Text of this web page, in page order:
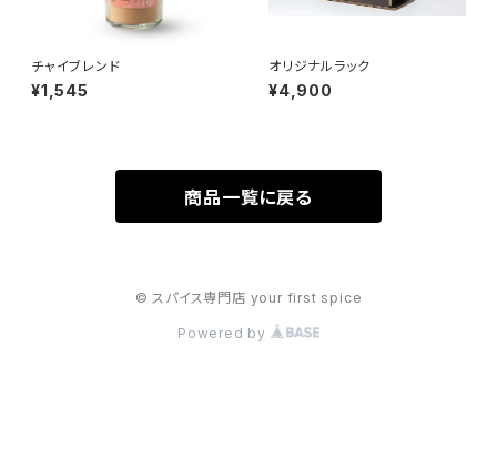
チャイブレンド
¥1,545
オリジナルラック
¥4,900
商品一覧に戻る
© スパイス専門店 your first spice
Powered by